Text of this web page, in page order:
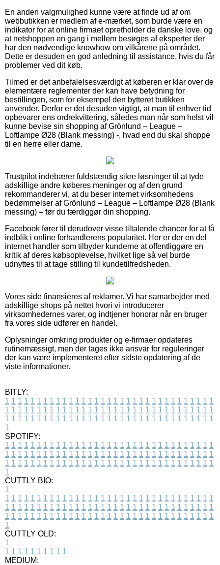
En anden valgmulighed kunne være at finde ud af om
webbutikken er medlem af e-mærket, som burde være en
indikator for at online firmaet opretholder de danske love, og
at netshoppen en gang i mellem besøges af eksperter der
har den nødvendige knowhow om vilkårene på området.
Dette er desuden en god anledning til assistance, hvis du får
problemer ved dit køb.
Tilmed er det anbefalelsesværdigt at køberen er klar over de
elementære reglementer der kan have betydning for
bestillingen, som for eksempel den bytteret butikken
anvender. Derfor er det desuden vigtigt, at man til enhver tid
opbevarer ens ordrekvittering, således man når som helst vil
kunne bevise sin shopping af Grönlund – League –
Loftlampe Ø28 (Blank messing) -, hvad end du skal shoppe
til en herre eller dame.
Trustpilot indebærer fuldstændig sikre løsninger til at tyde
adskillige andre køberes meninger og af den grund
rekommanderer vi, at du beser internet virksomhedens
bedømmelser af Grönlund – League – Loftlampe Ø28 (Blank
messing) – før du færdiggør din shopping.
Facebook fører til derudover visse tiltalende chancer for at få
indblik i online forhandlerens popularitet. Her er der en del
internet handler som tilbyder kunderne at offentliggøre en
kritik af deres købsoplevelse, hvilket lige så vel burde
udnyttes til at tage stilling til kundetilfredsheden.
Vores side finansieres af reklamer. Vi har samarbejder med
adskillige shops på nettet hvori vi introducerer
virksomhedernes varer, og indtjener honorar når en bruger
fra vores side udfører en handel.
Oplysninger omkring produkter og e-firmaer opdateres
rutinemæssigt, men der tages ikke ansvar for reguleringer
der kan være implementeret efter sidste opdatering af de
viste informationer.
BITLY:
1 1 1 1 1 1 1 1 1 1 1 1 1 1 1 1 1 1 1 1 1 1 1 1 1 1 1 1 1 1 1 1 1
1 1 1 1 1 1 1 1 1 1 1 1 1 1 1 1 1 1 1 1 1 1 1 1 1 1 1 1 1 1 1 1 1
1 1 1 1 1 1 1 1 1 1 1 1 1 1 1 1 1 1 1 1 1 1 1 1 1 1 1 1 1 1 1 1 1
1
SPOTIFY:
1 1 1 1 1 1 1 1 1 1 1 1 1 1 1 1 1 1 1 1 1 1 1 1 1 1 1 1 1 1 1 1 1
1 1 1 1 1 1 1 1 1 1 1 1 1 1 1 1 1 1 1 1 1 1 1 1 1 1 1 1 1 1 1 1 1
1 1 1 1 1 1 1 1 1 1 1 1 1 1 1 1 1 1 1 1 1 1 1 1 1 1 1 1 1 1 1 1 1
1
CUTTLY BIO:
1
1 1 1 1 1 1 1 1 1 1 1 1 1 1 1 1 1 1 1 1 1 1 1 1 1 1 1 1 1 1 1 1 1
1 1 1 1 1 1 1 1 1 1 1 1 1 1 1 1 1 1 1 1 1 1 1 1 1 1 1 1 1 1 1 1 1
1 1 1 1 1 1 1 1 1 1 1 1 1 1 1 1 1 1 1 1 1 1 1 1 1 1 1 1 1 1 1 1 1
1
CUTTLY OLD:
1
1 1 1 1 1 1 1 1 1 1
MEDIUM: